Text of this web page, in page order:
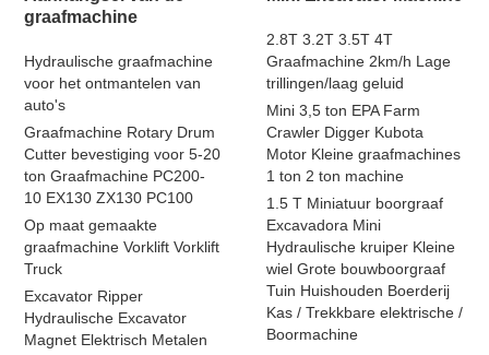
graafmachine
Hydraulische graafmachine
voor het ontmantelen van
auto's
Graafmachine Rotary Drum
Cutter bevestiging voor 5-20
ton Graafmachine PC200-
10 EX130 ZX130 PC100
Op maat gemaakte
graafmachine Vorklift Vorklift
Truck
Excavator Ripper
Hydraulische Excavator
Magnet Elektrisch Metalen
2.8T 3.2T 3.5T 4T
Graafmachine 2km/h Lage
trillingen/laag geluid
Mini 3,5 ton EPA Farm
Crawler Digger Kubota
Motor Kleine graafmachines
1 ton 2 ton machine
1.5 T Miniatuur boorgraaf
Excavadora Mini
Hydraulische kruiper Kleine
wiel Grote bouwboorgraaf
Tuin Huishouden Boerderij
Kas / Trekkbare elektrische /
Boormachine